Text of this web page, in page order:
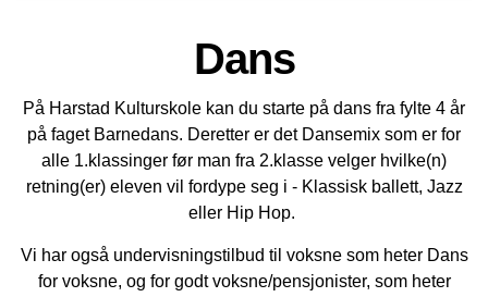
Dans
På Harstad Kulturskole kan du starte på dans fra fylte 4 år
på faget Barnedans. Deretter er det Dansemix som er for
alle 1.klassinger før man fra 2.klasse velger hvilke(n)
retning(er) eleven vil fordype seg i - Klassisk ballett, Jazz
eller Hip Hop.
Vi har også undervisningstilbud til voksne som heter Dans
for voksne, og for godt voksne/pensjonister, som heter